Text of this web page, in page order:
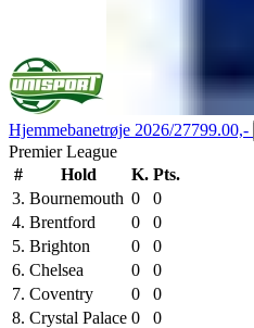
Hjemmebanetrøje 2026/27799.00,-
Premier League
#
Hold K. Pts.
3. Bournemouth 0
0
4. Brentford 0
0
5. Brighton 0
0
6. Chelsea 0
0
7. Coventry 0
0
8. Crystal Palace 0
0